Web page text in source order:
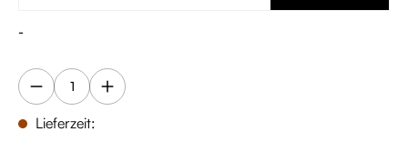
-
Lieferzeit: